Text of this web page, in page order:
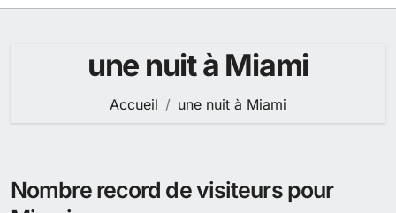
une nuit à Miami
Accueil une nuit à Miami
Nombre record de visiteurs pour